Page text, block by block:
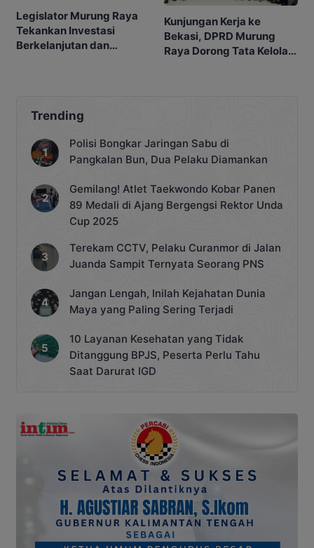
Legislator Murung Raya
Tekankan Investasi
Berkelanjutan dan
Kunjungan Kerja ke
Bekasi, DPRD Murung
Raya Dorong Tata Kelola
Trending
Polisi Bongkar Jaringan Sabu di
Pangkalan Bun, Dua Pelaku Diamankan
Gemilang! Atlet Taekwondo Kobar Panen
89 Medali di Ajang Bergengsi Rektor Unda
Cup 2025
Terekam CCTV, Pelaku Curanmor di Jalan
Juanda Sampit Ternyata Seorang PNS
Jangan Lengah, Inilah Kejahatan Dunia
Maya yang Paling Sering Terjadi
10 Layanan Kesehatan yang Tidak
Ditanggung BPJS, Peserta Perlu Tahu
Saat Darurat IGD